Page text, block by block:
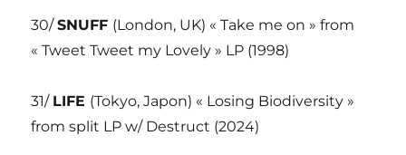
30/SNUFF (London, UK) « Take me on » from
« Tweet Tweet my Lovely » LP (1998)
31/ LIFE (Tokyo, Japon) « Losing Biodiversity »
from split LP w/ Destruct (2024)